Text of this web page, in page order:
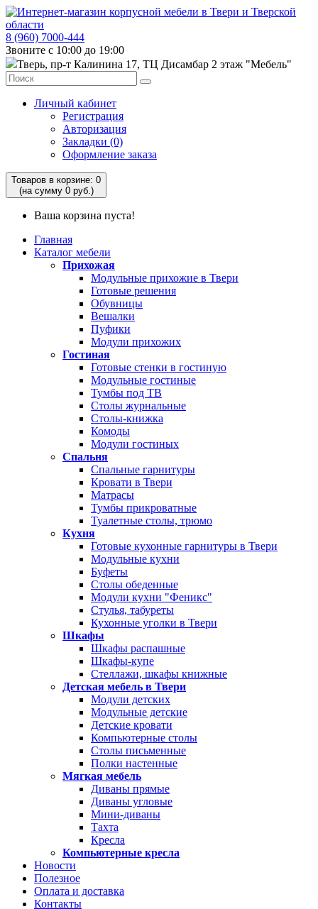
8 (960) 7000-444
Звоните с 10:00 до 19:00
Тверь, пр-т Калинина 17, ТЦ Дисамбар 2 этаж "Мебель"
Личный кабинет
Регистрация
Авторизация
Закладки (0)
Оформление заказа
Товаров в корзине: 0
(на сумму 0 руб.)
Ваша корзина пуста!
Главная
Каталог мебели
Прихожая
Модульные прихожие в Твери
Готовые решения
Обувницы
Вешалки
Пуфики
Модули прихожих
Гостиная
Готовые стенки в гостиную
Модульные гостиные
Тумбы под ТВ
Столы журнальные
Столы-книжка
Комоды
Модули гостиных
Спальня
Спальные гарнитуры
Кровати в Твери
Матрасы
Тумбы прикроватные
Туалетные столы, трюмо
Кухня
Готовые кухонные гарнитуры в Твери
Модульные кухни
Буфеты
Столы обеденные
Модули кухни "Феникс"
Стулья, табуреты
Кухонные уголки в Твери
Шкафы
Шкафы распашные
Шкафы-купе
Стеллажи, шкафы книжные
Детская мебель в Твери
Модули детских
Модульные детские
Детские кровати
Компьютерные столы
Столы письменные
Полки настенные
Мягкая мебель
Диваны прямые
Диваны угловые
Мини-диваны
Тахта
Кресла
Компьютерные кресла
Новости
Полезное
Оплата и доставка
Контакты